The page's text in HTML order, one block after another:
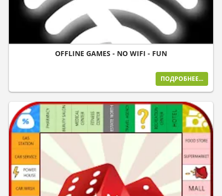
OFFLINE GAMES - NO WIFI - FUN
ПОДРОБНЕЕ...